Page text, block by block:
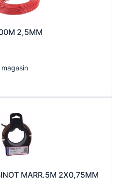
2,5MM
MARR.5M 2X0,75MM